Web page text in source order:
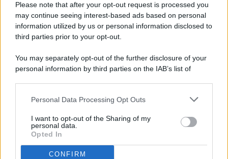
Please note that after your opt-out request is processed you
may continue seeing interest-based ads based on personal
information utilized by us or personal information disclosed to
third parties prior to your opt-out.
You may separately opt-out of the further disclosure of your
personal information by third parties on the IAB’s list of
This information may also be disclosed by us to third parties
disclose it to other third parties.
Personal Data Processing Opt Outs
I want to opt-out of the Sharing of my
personal data.
Opted In
CONFIRM
ISCRIZIONE AL ROC N. 35792 – ISCRITTA ALL’ANSO
(ASSOCIAZIONE NAZIONALE STAMPA ONLINE)
PREFERENZE PRIVACY